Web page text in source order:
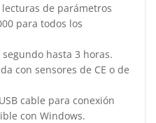
de parámetros
para todos los
hasta 3 horas.
con sensores de CE o de
cable para conexión
con Windows.